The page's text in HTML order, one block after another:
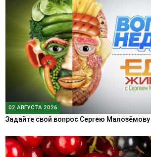
02 АВГУСТА 2026
Задайте свой вопрос Сергею Малозёмову